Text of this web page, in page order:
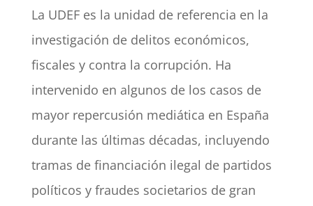
La UDEF es la unidad de referencia en la
investigación de delitos económicos,
fiscales y contra la corrupción. Ha
intervenido en algunos de los casos de
mayor repercusión mediática en España
durante las últimas décadas, incluyendo
tramas de financiación ilegal de partidos
políticos y fraudes societarios de gran